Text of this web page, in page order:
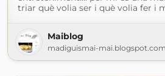
triar què volia ser i què volia fer i
Maiblog
madiguismai-mai.blogspot.com